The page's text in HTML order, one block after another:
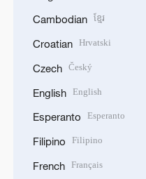
Cambodian ខ្មែរ
Croatian Hrvatski
Czech Český
English English
Esperanto Esperanto
Filipino Filipino
French Français